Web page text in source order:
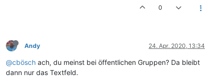
0
Andy 24. Apr. 2020, 13:34
@cbösch ach, du meinst bei öffentlichen Gruppen? Da bleibt
dann nur das Textfeld.